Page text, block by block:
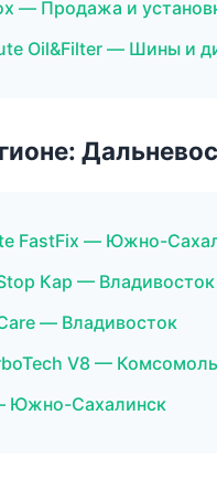
— Продажа и
Oil&Filter — Шины и
FastFix — Южно-
Кар — Владивосток
— Владивосток
V8 —
Южно-Сахалинск